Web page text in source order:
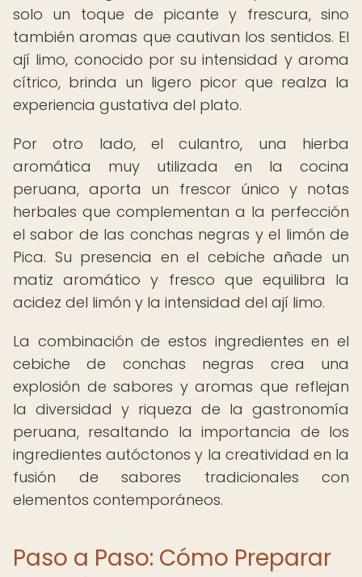
solo un toque de picante y frescura, sino
también aromas que cautivan los sentidos. El
ají limo, conocido por su intensidad y aroma
cítrico, brinda un ligero picor que realza la
experiencia gustativa del plato.
Por otro lado, el culantro, una hierba
aromática muy utilizada en la cocina
peruana, aporta un frescor único y notas
herbales que complementan a la perfección
el sabor de las conchas negras y el limón de
Pica. Su presencia en el cebiche añade un
matiz aromático y fresco que equilibra la
acidez del limón y la intensidad del ají limo.
La combinación de estos ingredientes en el
cebiche de conchas negras crea una
explosión de sabores y aromas que reflejan
la diversidad y riqueza de la gastronomía
peruana, resaltando la importancia de los
ingredientes autóctonos y la creatividad en la
fusión de sabores tradicionales con
elementos contemporáneos.
Paso a Paso: Cómo Preparar